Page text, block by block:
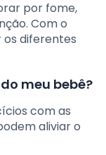
por fome,
Com o
diferentes
meu bebê?
com as
aliviar o